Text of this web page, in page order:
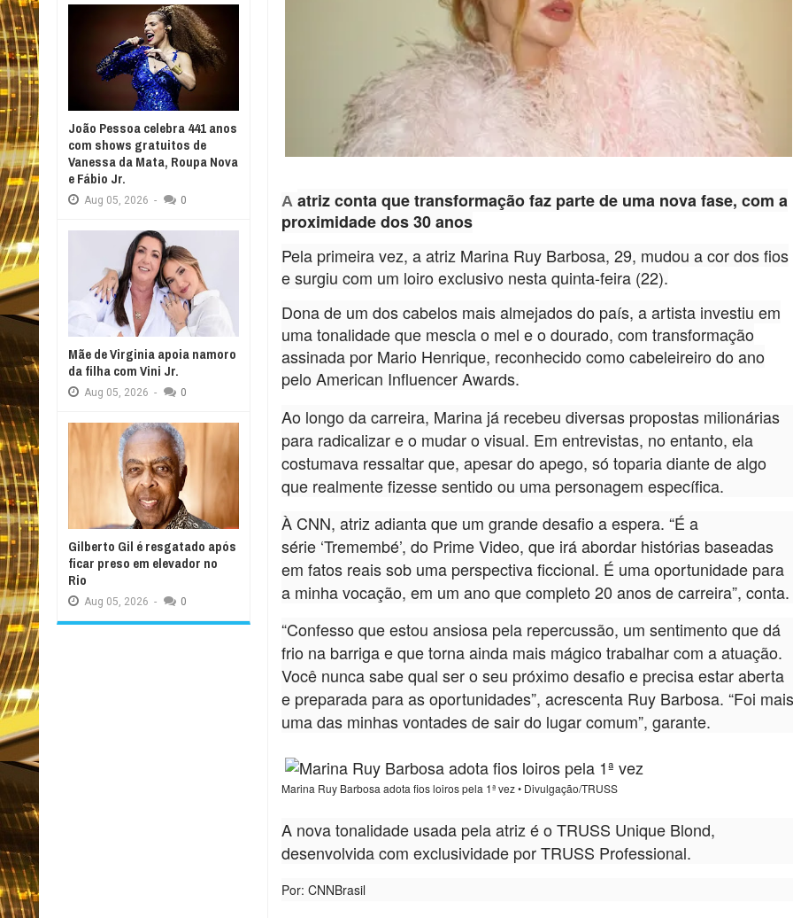
Aatriz conta que transformação faz parte de uma nova fase, com a
proximidade dos 30 anos
Pela primeira vez, a atriz Marina Ruy Barbosa, 29, mudou a cor dos fios
e surgiu com um loiro exclusivo nesta quinta-feira (22).
Dona de um dos cabelos mais almejados do país, a artista investiu em
uma tonalidade que mescla o mel e o dourado, com transformação
assinada por Mario Henrique, reconhecido como cabeleireiro do ano
pelo American Influencer Awards.
Ao longo da carreira, Marina já recebeu diversas propostas milionárias
para radicalizar e o mudar o visual. Em entrevistas, no entanto, ela
costumava ressaltar que, apesar do apego, só toparia diante de algo
que realmente fizesse sentido ou uma personagem específica.
À CNN, atriz adianta que um grande desafio a espera. “É a
série ‘Tremembé’, do Prime Video, que irá abordar histórias baseadas
em fatos reais sob uma perspectiva ficcional. É uma oportunidade para
a minha vocação, em um ano que completo 20 anos de carreira”, conta.
“Confesso que estou ansiosa pela repercussão, um sentimento que dá
frio na barriga e que torna ainda mais mágico trabalhar com a atuação.
Você nunca sabe qual ser o seu próximo desafio e precisa estar aberta
e preparada para as oportunidades”, acrescenta Ruy Barbosa. “Foi
uma das minhas vontades de sair do lugar comum”, garante.
Marina Ruy Barbosa adota fios loiros pela 1ª vez • Divulgação/TRUSS
A nova tonalidade usada pela atriz é o TRUSS Unique Blond,
desenvolvida com exclusividade por TRUSS Professional.
Por: CNNBrasil
João Pessoa celebra 441 anos
com shows gratuitos de
Vanessa da Mata, Roupa Nova
e Fábio Jr.
Aug 05, 2026 - 0
Mãe de Virginia apoia namoro
da filha com Vini Jr.
Aug 05, 2026 - 0
Gilberto Gil é resgatado após
ficar preso em elevador no
Rio
Aug 05, 2026 - 0